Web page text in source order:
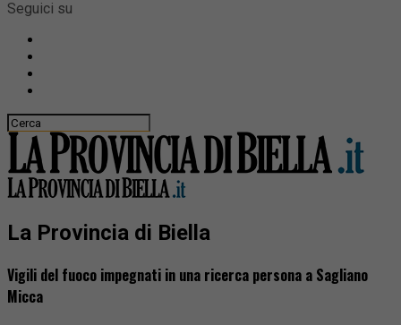
Seguici su
La Provincia di Biella
Vigili del fuoco impegnati in una ricerca persona a Sagliano
Micca